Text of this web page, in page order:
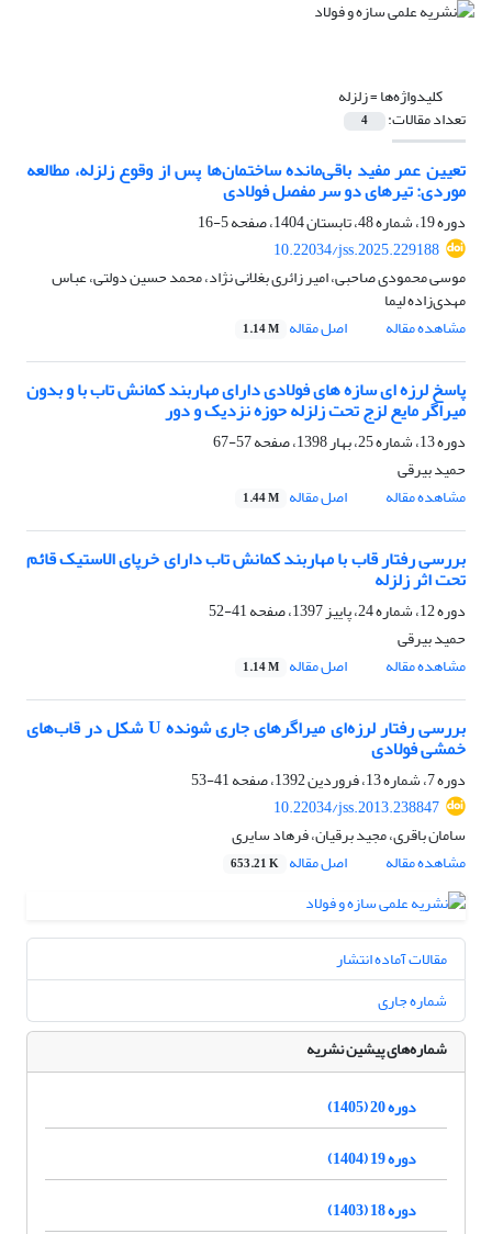
کلیدواژه‌ها =زلزله
تعداد مقالات: 4
تعیین عمر مفید باقی‌مانده ساختمان‌ها پس از وقوع زلزله، مطالعه
موردی: تیرهای دو سر مفصل فولادی
دوره 19، شماره 48، تابستان 1404، صفحه
5-16
10.22034/jss.2025.229188
موسی محمودی صاحبی، امیر زائری بغلانی نژاد، محمد حسین دولتی، عباس
مهدی‌زاده لیما
مشاهده مقاله
اصل مقاله 1.14 M
پاسخ لرزه ای سازه های فولادی دارای مهاربند کمانش تاب با و بدون
میراگر مایع لزج تحت زلزله حوزه نزدیک و دور
دوره 13، شماره 25، بهار 1398، صفحه
57-67
حمید بیرقی
مشاهده مقاله
اصل مقاله 1.44 M
بررسی رفتار قاب با مهاربند کمانش تاب دارای خرپای الاستیک قائم
تحت اثر زلزله
دوره 12، شماره 24، پاییز 1397، صفحه
41-52
حمید بیرقی
مشاهده مقاله
اصل مقاله 1.14 M
بررسی رفتار لرزه‌ای میراگرهای جاری شونده U شکل در قاب‌های
خمشی فولادی
دوره 7، شماره 13، فروردین 1392، صفحه
41-53
10.22034/jss.2013.238847
سامان باقری، مجید برقیان، فرهاد سایری
مشاهده مقاله
اصل مقاله 653.21 K
مقالات آماده انتشار
شماره جاری
شماره‌های پیشین نشریه
دوره 20 (1405)
دوره 19 (1404)
دوره 18 (1403)